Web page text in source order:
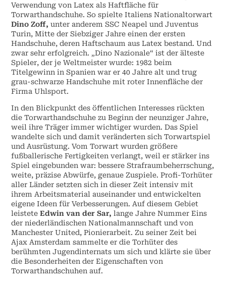
Verwendung von Latex als Haftfläche für
Torwarthandschuhe. So spielte Italiens Nationaltorwart
Dino Zoff,unter anderem SSC Neapel und Juventus
Turin, Mitte der Siebziger Jahre einen der ersten
Handschuhe, deren Haftschaum aus Latex bestand. Und
zwar sehr erfolgreich. „Dino Nazionale“ ist der älteste
Spieler, der je Weltmeister wurde: 1982 beim
Titelgewinn in Spanien war er 40 Jahre alt und trug
grau-schwarze Handschuhe mit roter Innenfläche der
Firma Uhlsport.
In den Blickpunkt des öffentlichen Interesses rückten
die Torwarthandschuhe zu Beginn der neunziger Jahre,
weil ihre Träger immer wichtiger wurden. Das Spiel
wandelte sich und damit veränderten sich Torwartspiel
und Ausrüstung. Vom Torwart wurden größere
fußballerische Fertigkeiten verlangt, weil er stärker ins
Spiel eingebunden war: bessere Strafraumbeherrschung,
weite, präzise Abwürfe, genaue Zuspiele. Profi-Torhüter
aller Länder setzten sich in dieser Zeit intensiv mit
ihrem Arbeitsmaterial auseinander und entwickelten
eigene Ideen für Verbesserungen. Auf diesem Gebiet
leisteteEdwin van der Sar,lange Jahre Nummer Eins
der niederländischen Nationalmannschaft und von
Manchester United, Pionierarbeit. Zu seiner Zeit bei
Ajax Amsterdam sammelte er die Torhüter des
berühmten Jugendinternats um sich und klärte sie über
die Besonderheiten der Eigenschaften von
Torwarthandschuhen auf.